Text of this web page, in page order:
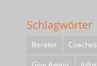
Schlagwörter
Berater Coaches